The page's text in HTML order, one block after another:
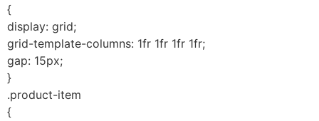
{
display: grid;
grid-template-columns: 1fr 1fr 1fr 1fr;
gap: 15px;
}
.product-item
{